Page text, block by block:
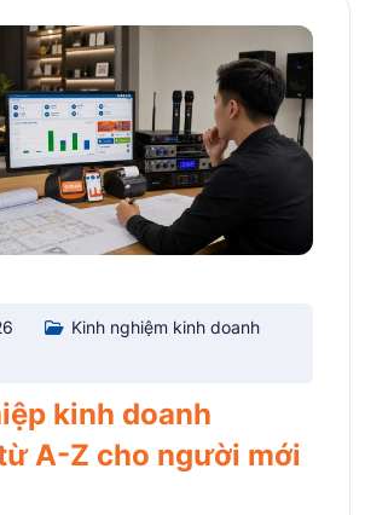
Kinh nghiệm kinh doanh
kinh doanh
A-Z cho người mới